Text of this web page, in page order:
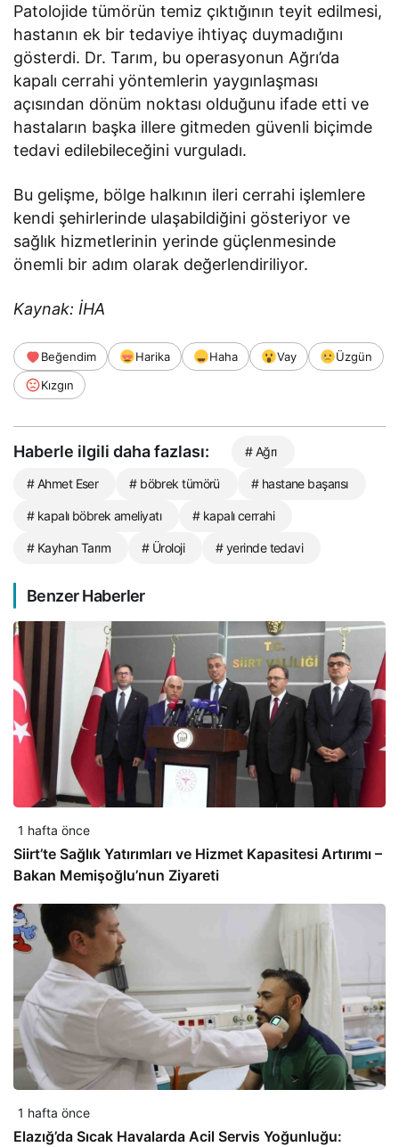
Patolojide tümörün temiz çıktığının teyit edilmesi,
hastanın ek bir tedaviye ihtiyaç duymadığını
gösterdi. Dr. Tarım, bu operasyonun Ağrı’da
kapalı cerrahi yöntemlerin yaygınlaşması
açısından dönüm noktası olduğunu ifade etti ve
hastaların başka illere gitmeden güvenli biçimde
tedavi edilebileceğini vurguladı.
Bu gelişme, bölge halkının ileri cerrahi işlemlere
kendi şehirlerinde ulaşabildiğini gösteriyor ve
sağlık hizmetlerinin yerinde güçlenmesinde
önemli bir adım olarak değerlendiriliyor.
Kaynak: İHA
Beğendim Harika Haha Vay
Üzgün
Kızgın
Haberle ilgili daha fazlası: # Ağrı
# Ahmet Eser # böbrek tümörü # hastane başarısı
# kapalı böbrek ameliyatı # kapalı cerrahi
# Kayhan Tarım # Üroloji # yerinde tedavi
Benzer Haberler
1 hafta önce
Siirt’te Sağlık Yatırımları ve Hizmet Kapasitesi Artırımı –
Bakan Memişoğlu’nun Ziyareti
1 hafta önce
Elazığ’da Sıcak Havalarda Acil Servis Yoğunluğu: